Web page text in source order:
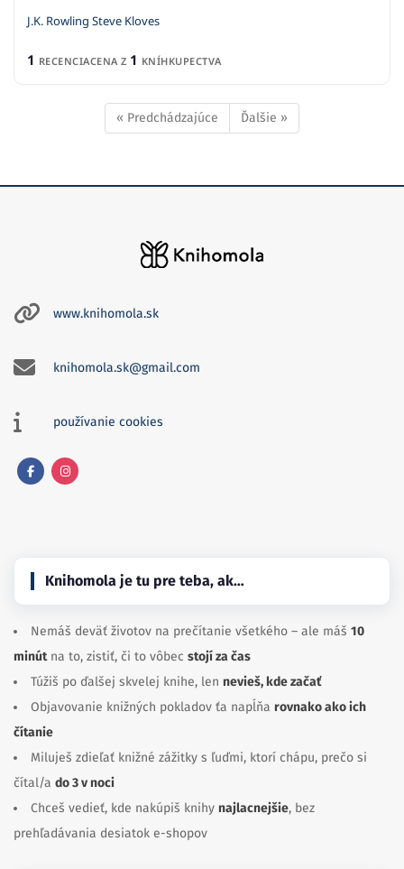
J.K. Rowling Steve Kloves
1 RECENCIACENA Z 1 KNÍHKUPECTVA
« Predchádzajúce Ďalšie »
www.knihomola.sk
knihomola.sk@gmail.com
používanie cookies
Knihomola je tu pre teba, ak…
Nemáš deväť životov na prečítanie všetkého – ale máš 10
minútna to, zistiť, či to vôbec stojí za čas
Túžiš po ďalšej skvelej knihe, len nevieš, kde začať
Objavovanie knižných pokladov ťa napĺňa rovnako ako ich
čítanie
Miluješ zdieľať knižné zážitky s ľuďmi, ktorí chápu, prečo si
čítal/a do 3 v noci
Chceš vedieť, kde nakúpiš knihy najlacnejšie, bez
prehľadávania desiatok e-shopov